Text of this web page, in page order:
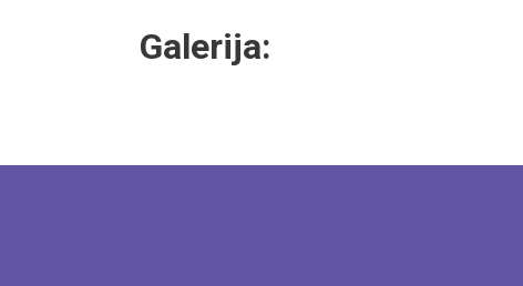
Galerija: